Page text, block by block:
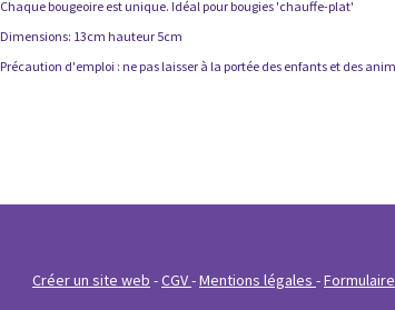
Chaque bougeoire est unique. Idéal pour bougies 'chauffe-plat'
Dimensions: 13cm hauteur 5cm
Précaution d'emploi : ne pas laisser à la portée des enfants et des
Créer un site web CGV Mentions légales